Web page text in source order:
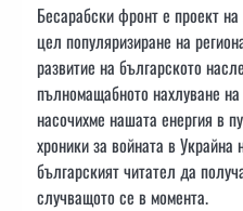
Бесарабски фронт е проект
цел популяризиране на
развитие на българското
пълномащабното нахлуване
насочихме нашата енергия в
хроники за войната в
българският читател да
случващото се в момента.